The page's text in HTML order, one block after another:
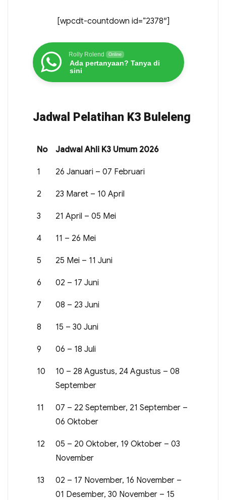
[wpcdt-countdown id=”2378″]
Rolly Rolend Online
Ada pertanyaan? Tanya di
sini
Jadwal Pelatihan K3 Buleleng
No Jadwal Ahli K3 Umum 2026
1 26 Januari – 07 Februari
2 23 Maret – 10 April
3 21 April – 05 Mei
4 11 – 26 Mei
5 25 Mei – 11 Juni
6 02 – 17 Juni
7 08 – 23 Juni
8 15 – 30 Juni
9 06 – 18 Juli
10
10 – 28 Agustus, 24 Agustus – 08
September
11
07 – 22 September, 21 September –
06 Oktober
12
05 – 20 Oktober, 19 Oktober – 03
November
13
02 – 17 November, 16 November –
01 Desember, 30 November – 15